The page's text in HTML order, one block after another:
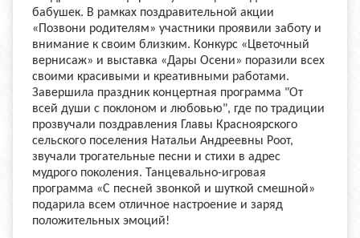
бабушек. В рамках поздравительной акции
«Позвони родителям» участники проявили заботу и
внимание к своим близким. Конкурс «Цветочный
вернисаж» и выставка «Дары Осени» поразили всех
своими красивыми и креативными работами.
Завершила праздник концертная программа "От
всей души с поклоном и любовью", где по традиции
прозвучали поздравления Главы Красноярского
сельского поселения Натальи Андреевны Роот,
звучали трогательные песни и стихи в адрес
мудрого поколения. Танцевально-игровая
программа «С песней звонкой и шуткой смешной»
подарила всем отличное настроение и заряд
положительных эмоций!